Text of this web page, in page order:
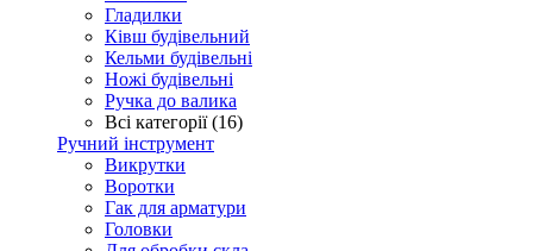
Гладилки
Ківш будівельний
Кельми будівельні
Ножі будівельні
Ручка до валика
Всі категорії (16)
Ручний інструмент
Викрутки
Воротки
Гак для арматури
Головки